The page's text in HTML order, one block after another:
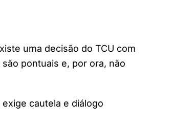
uma decisão do TCU com
pontuais e, por ora, não
cautela e diálogo